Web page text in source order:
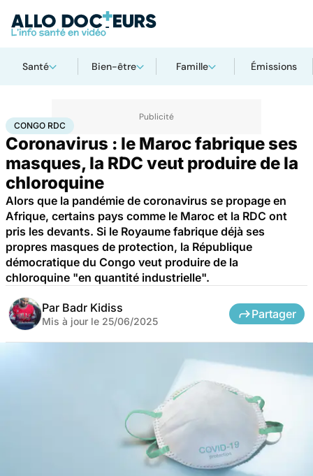
Santé Bien-être Famille Émissions
AccueilSantéMaladies Maladies infectieuses
CONGO RDC
Coronavirus : le Maroc fabrique ses
masques, la RDC veut produire de la
chloroquine
Alors que la pandémie de coronavirus se propage en
Afrique, certains pays comme le Maroc et la RDC ont
pris les devants. Si le Royaume fabrique déjà ses
propres masques de protection, la République
démocratique du Congo veut produire de la
chloroquine "en quantité industrielle".
Par Badr Kidiss
Mis à jour le 25/06/2025
Partager